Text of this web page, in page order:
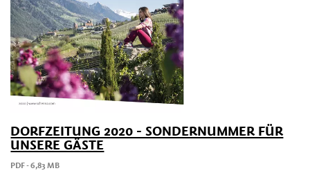
DORFZEITUNG 2020 - SONDERNUMMER FÜR
UNSERE GÄSTE
PDF - 6,83 MB